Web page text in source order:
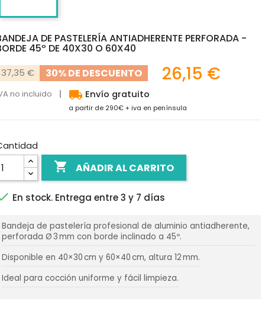
DE PASTELERÍA ANTIADHERENTE PERFORADA -
45º DE 40X30 O 60X40
37,35 € 30% DE DESCUENTO 26,15 €
no incluido local_shipping Envío gratuito
a partir de 290€ + iva en península
 AÑADIR AL CARRITO
En stock. Entrega entre 3 y 7 días
Bandeja de pastelería profesional de aluminio antiadherente,
perforada Ø 3 mm con borde inclinado a 45º.
Disponible en 40×30 cm y 60×40 cm, altura 12 mm.
Ideal para cocción uniforme y fácil limpieza.